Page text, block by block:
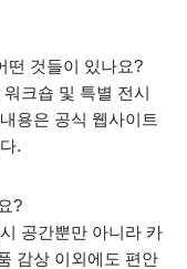
떤 것들이 있나요?
크숍 및 특별 전시
용은 공식 웹사이트
.
?
공간뿐만 아니라 카
감상 이외에도 편안